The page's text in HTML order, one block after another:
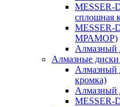
сплошная
МРАМОР)
Алмазный
Алмазные диски
Алмазный
кромка)
Алмазный